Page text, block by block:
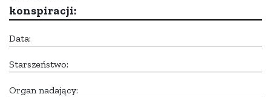
konspiracji:
Data:
Starszeństwo:
Organ nadający: